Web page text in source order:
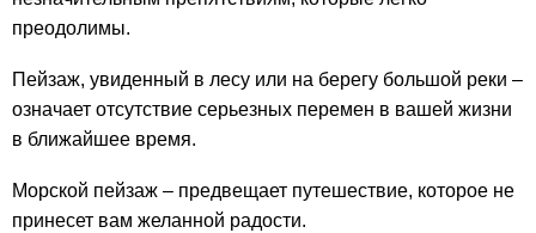
преодолимы.
Пейзаж, увиденный в лесу или на берегу большой реки –
означает отсутствие серьезных перемен в вашей жизни
в ближайшее время.
Морской пейзаж – предвещает путешествие, которое не
принесет вам желанной радости.